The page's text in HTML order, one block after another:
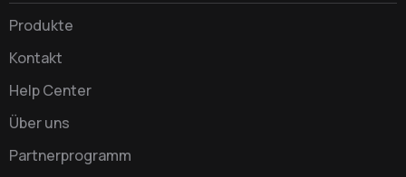
Produkte
Kontakt
Help Center
Über uns
Partnerprogramm